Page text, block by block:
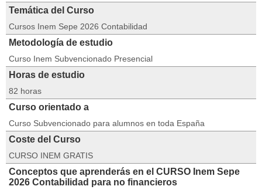
Temática del Curso
Cursos Inem Sepe 2026 Contabilidad
Metodología de estudio
Curso Inem Subvencionado Presencial
Horas de estudio
82 horas
Curso orientado a
Curso Subvencionado para alumnos en toda España
Coste del Curso
CURSO INEM GRATIS
Conceptos que aprenderás en el CURSO Inem Sepe
2026 Contabilidad para no financieros